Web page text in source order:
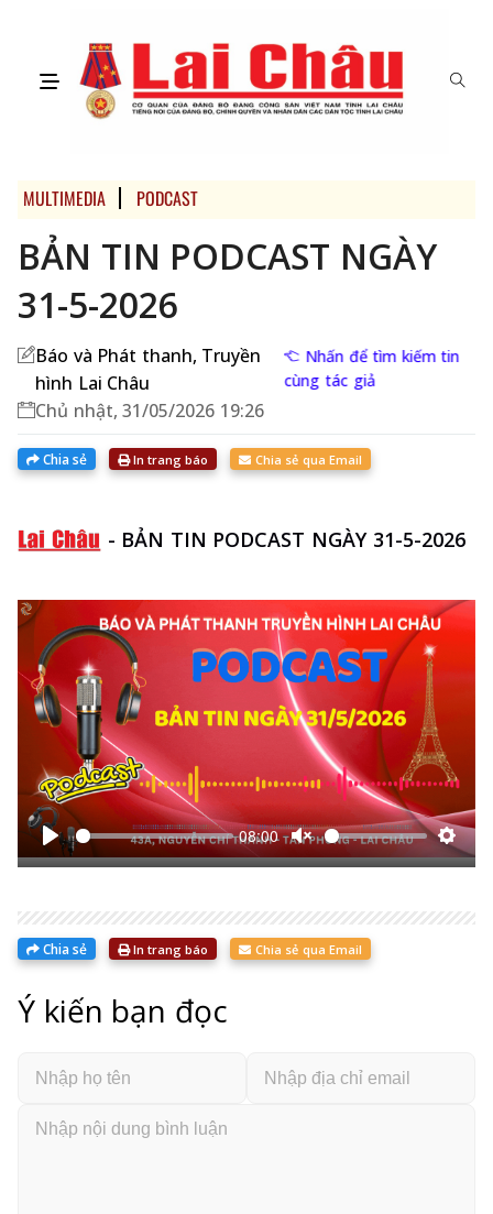
MULTIMEDIA PODCAST
BẢN TIN PODCAST NGÀY
31-5-2026
Báo và Phát thanh, Truyền
hình Lai Châu
Nhấn để tìm kiếm tin
cùng tác giả
Chủ nhật, 31/05/2026 19:26
Chia sẻ In trang báo Chia sẻ qua Email
- BẢN TIN PODCAST NGÀY 31-5-2026
Bắt
08:00
Unmute
Thiết
Chia sẻ In trang báo Chia sẻ qua Email
Ý kiến bạn đọc